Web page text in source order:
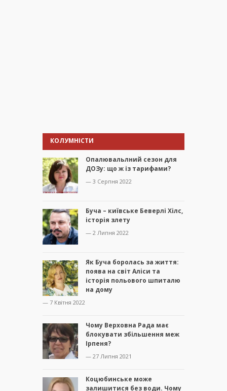
КОЛУМНІСТИ
Опалювальлний сезон для
ДОЗу: що ж із тарифами?
— 3 Серпня 2022
Буча – київське Беверлі Хілс,
історія злету
— 2 Липня 2022
Як Буча боролась за життя:
поява на світ Аліси та
історія польового шпиталю
на дому
— 7 Квітня 2022
Чому Верховна Рада має
блокувати збільшення меж
Ірпеня?
— 27 Липня 2021
Коцюбинське може
залишитися без води. Чому